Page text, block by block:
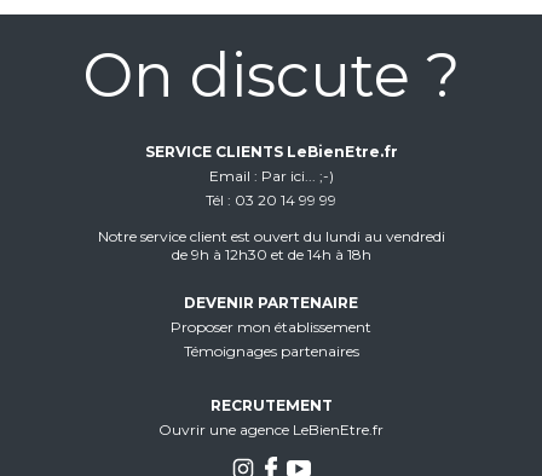
On discute ?
SERVICE CLIENTS LeBienEtre.fr
Email
Par ici... ;-)
Tél
03 20 14 99 99
Notre service client est ouvert du lundi au vendredi
de 9h à 12h30 et de 14h à 18h
DEVENIR PARTENAIRE
Proposer mon établissement
Témoignages partenaires
RECRUTEMENT
Ouvrir une agence LeBienEtre.fr